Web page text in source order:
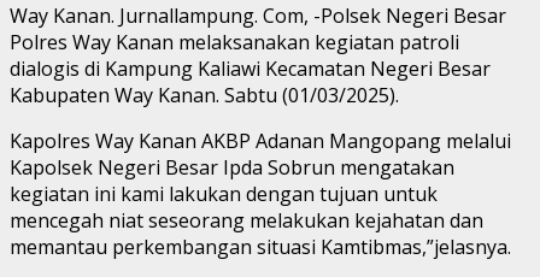
Way Kanan. Jurnallampung. Com, -Polsek Negeri Besar
Polres Way Kanan melaksanakan kegiatan patroli
dialogis di Kampung Kaliawi Kecamatan Negeri Besar
Kabupaten Way Kanan. Sabtu (01/03/2025).
Kapolres Way Kanan AKBP Adanan Mangopang melalui
Kapolsek Negeri Besar Ipda Sobrun mengatakan
kegiatan ini kami lakukan dengan tujuan untuk
mencegah niat seseorang melakukan kejahatan dan
memantau perkembangan situasi Kamtibmas,”jelasnya.